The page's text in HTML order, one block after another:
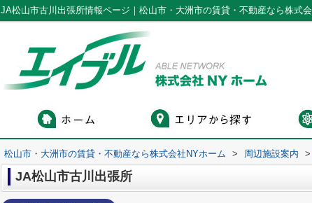
JA松山市古川出張所情報ページ｜松山市・大洲市の賃貸・不動産なら株式
松山市・大洲市の賃貸・不動産なら株式会社NYホーム > 周辺施設案内 >
JA松山市古川出張所